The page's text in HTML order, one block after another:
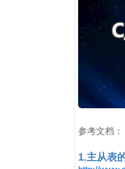
参考文档：
1.主从表